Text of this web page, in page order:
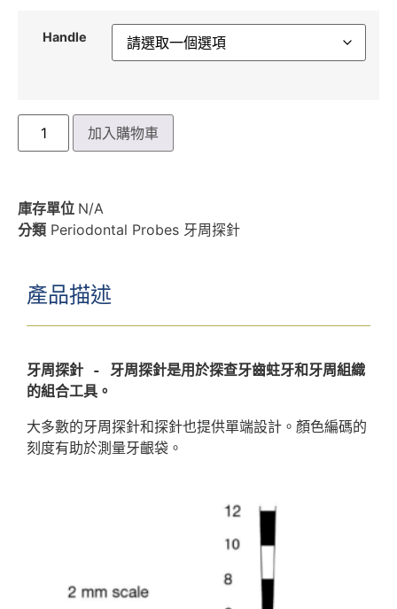
Handle
加入購物車
庫存單位 N/A
分類 Periodontal Probes 牙周探針
產品描述
牙周探針 - 牙周探針是用於探查牙齒蛀牙和牙周組織
的組合工具。
大多數的牙周探針和探針也提供單端設計。顏色編碼的
刻度有助於測量牙齦袋。